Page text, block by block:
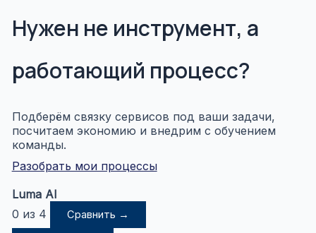
Нужен не инструмент, а
работающий процесс?
Подберём связку сервисов под ваши задачи,
посчитаем экономию и внедрим с обучением
команды.
Разобрать мои процессы
Luma AI
0 из 4
Сравнить →